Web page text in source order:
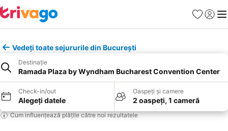
Favorite
Vedeți toate sejururile din București
Destinație
Ramada Plaza by Wyndham Bucharest Convention Center
Check-in/out
Alegeți datele
Oaspeți și camere
2 oaspeți, 1 cameră
Cum influențează plățile către noi rezultatele